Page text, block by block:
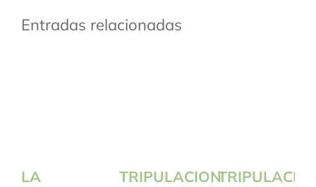
Entradas relacionadas
LA
TRIPULACION